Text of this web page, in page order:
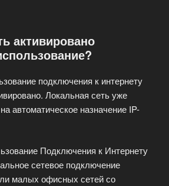
активировано
подключения к интернету
Локальная сеть уже
автоматическое назначение IP-
Подключения к Интернету
сетевое подключение
малых офисных сетей со